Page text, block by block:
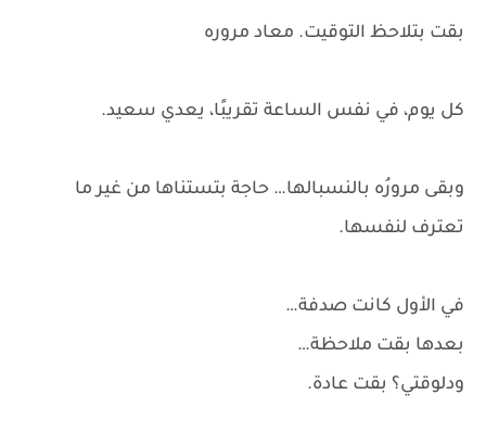
بقت بتلاحظ التوقيت. معاد مروره
كل يوم، في نفس الساعة تقريبًا، يعدي سعيد.
وبقى مرورُه بالنسبالها… حاجة بتستناها من غير ما
تعترف لنفسها.
في الأول كانت صدفة…
بعدها بقت ملاحظة…
ودلوقتي؟ بقت عادة.